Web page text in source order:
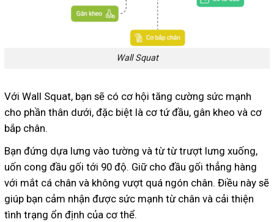
Wall Squat
Với Wall Squat, bạn sẽ có cơ hội tăng cường sức mạnh
cho phần thân dưới, đặc biệt là cơ tứ đầu, gân kheo và cơ
bắp chân.
Bạn đứng dựa lưng vào tường và từ từ trượt lưng xuống,
uốn cong đầu gối tới 90 độ. Giữ cho đầu gối thẳng hàng
với mắt cá chân và không vượt quá ngón chân. Điều này sẽ
giúp bạn cảm nhận được sức mạnh từ chân và cải thiện
tình trạng ổn định của cơ thể.